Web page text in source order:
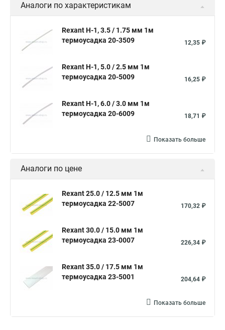
Трубка термоусадочная 1м Термоусадка белая
Производство термоусадочных трубок
Термоусадка с клеем
Соединение термоусадкой Термоусадка клеевая 3 мм
Термоусадка с клеевым слоем
Набор термоусадочных трубок
Термоусадочная трубка 4
Трубка термоусадочная 100 Термоусадочная трубка 40 20
Трубки термоусадочные клеевые ттк
Термоусадочная трубка размеры
Термоусадка для проводов размеры
Аналоги по характеристикам
Rexant Н-1, 3.5 / 1.75 мм 1м
термоусадка 20-3509
12,35 ₽
Rexant Н-1, 5.0 / 2.5 мм 1м
термоусадка 20-5009
16,25 ₽
Rexant Н-1, 6.0 / 3.0 мм 1м
термоусадка 20-6009
18,71 ₽
Показать больше
Аналоги по цене
Rexant 25.0 / 12.5 мм 1м
термоусадка 22-5007
170,32 ₽
Rexant 30.0 / 15.0 мм 1м
термоусадка 23-0007
226,34 ₽
Rexant 35.0 / 17.5 мм 1м
термоусадка 23-5001
204,64 ₽
Показать больше